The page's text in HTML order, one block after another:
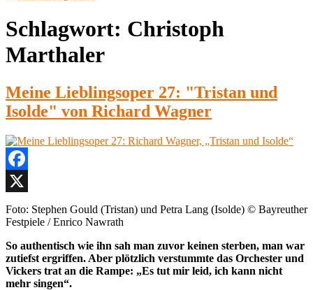
Schlagwort: Christoph
Marthaler
Meine Lieblingsoper 27: "Tristan und
Isolde" von Richard Wagner
Facebook
X
Foto: Stephen Gould (Tristan) und Petra Lang (Isolde) © Bayreuther
Festpiele / Enrico Nawrath
So authentisch wie ihn sah man zuvor keinen sterben, man war
zutiefst ergriffen. Aber plötzlich verstummte das Orchester und
Vickers trat an die Rampe: „Es tut mir leid, ich kann nicht
mehr singen“.